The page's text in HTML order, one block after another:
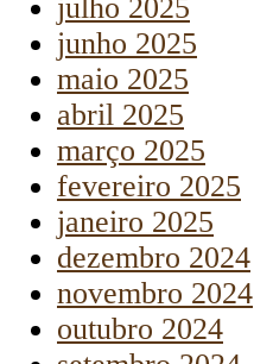
julho 2025
junho 2025
maio 2025
abril 2025
março 2025
fevereiro 2025
janeiro 2025
dezembro 2024
novembro 2024
outubro 2024